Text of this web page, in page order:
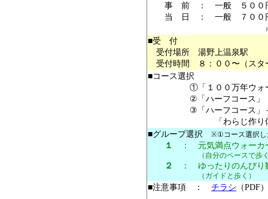
事 前 ： 一般 ５００円
当 日 ： 一般 ７００円
■受 付
受付場所 湯野上温泉駅
受付時間 ８：００〜（ス
■コース選択
①「１００万年ウォー
②「ハーフコース」
③「ハーフコース」＋「
「わらじ作り体験
■グループ選択
※①コース選択し
１ ： 元気満点ウォーカ
（自分のペースで歩く
２ ： ゆったりのんびり
（ガイドと歩く）
■注意事項 ： チラシ （PDF